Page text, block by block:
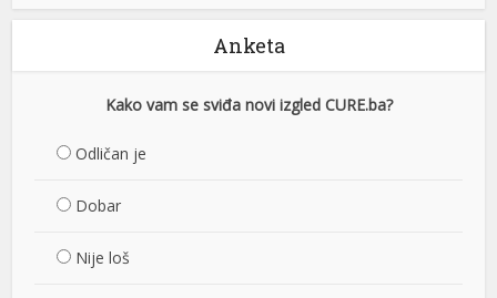
Anketa
Kako vam se sviđa novi izgled CURE.ba?
Odličan je
Dobar
Nije loš